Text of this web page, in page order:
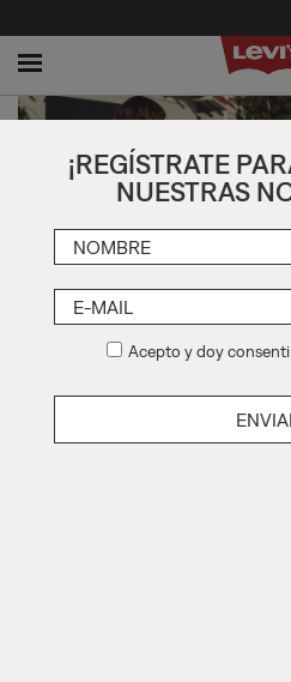
Toggle
NEW
¡REGÍSTRATE
NUESTRAS
Acepto y doy